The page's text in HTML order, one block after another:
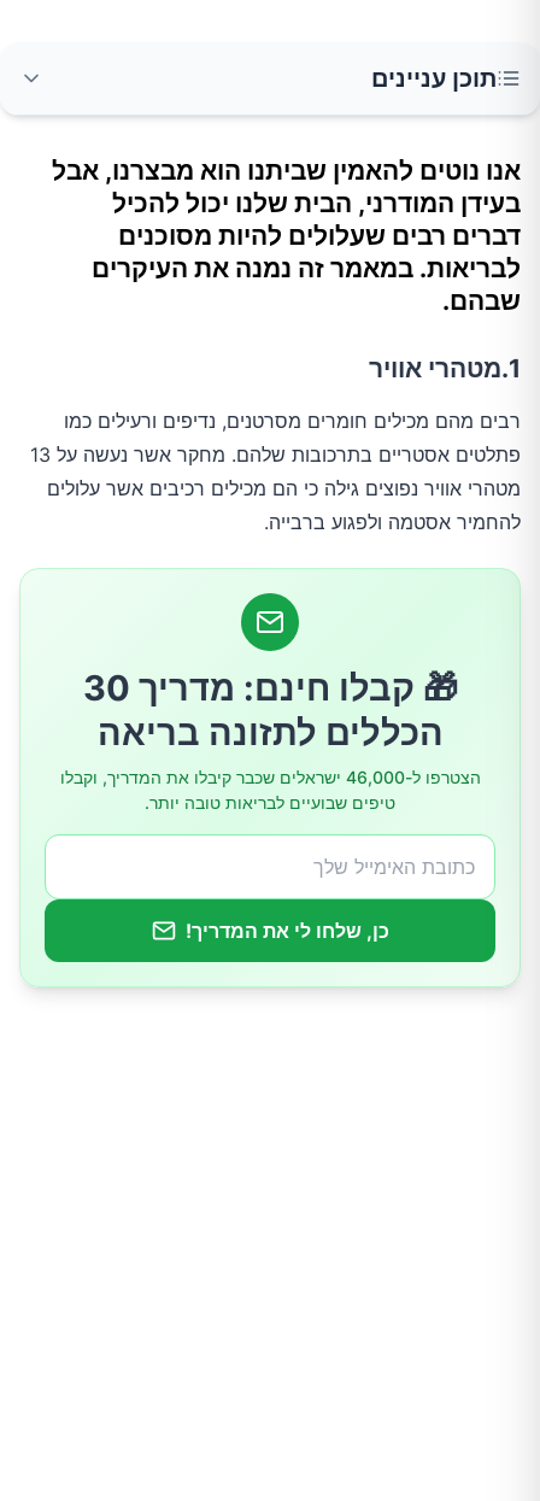
תוכן עניינים
3.מוצרי אומנות
4.שמפו
5.דאודורנט
6.וילונות מקלחת
אנו נוטים להאמין שביתנו הוא מבצרנו, אבל
בעידן המודרני, הבית שלנו יכול להכיל
דברים רבים שעלולים להיות מסוכנים
לבריאות. במאמר זה נמנה את העיקרים
שבהם.
1.מטהרי אוויר
רבים מהם מכילים חומרים מסרטנים, נדיפים ורעילים כמו
פתלטים אסטריים בתרכובות שלהם. מחקר אשר נעשה על 13
מטהרי אוויר נפוצים גילה כי הם מכילים רכיבים אשר עלולים
להחמיר אסטמה ולפגוע ברבייה.
🎁 קבלו חינם: מדריך 30
הכללים לתזונה בריאה
הצטרפו ל-46,000 ישראלים שכבר קיבלו את המדריך, וקבלו
טיפים שבועיים לבריאות טובה יותר.
כן, שלחו לי את המדריך!